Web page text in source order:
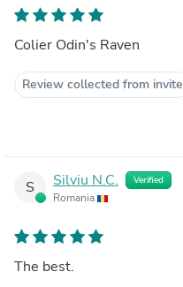
Colier Odin's Raven
Review collected from invite
S Silviu N.C. Verified
Romania
The best.